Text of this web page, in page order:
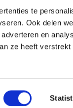
te
Ook delen
en
ze heeft